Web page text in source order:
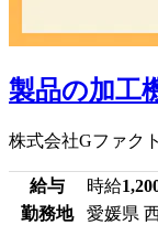
製品の加工
株式会社Gファク
給与 時給
勤務地
愛媛県